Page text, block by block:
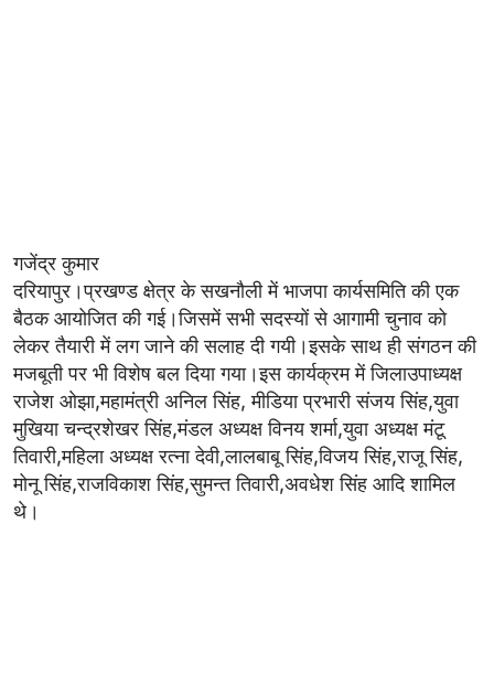
गजेंद्र कुमार
दरियापुर।प्रखण्ड क्षेत्र के सखनौली में भाजपा कार्यसमिति की एक
बैठक आयोजित की गई।जिसमें सभी सदस्यों से आगामी चुनाव को
लेकर तैयारी में लग जाने की सलाह दी गयी।इसके साथ ही संगठन की
मजबूती पर भी विशेष बल दिया गया।इस कार्यक्रम में जिलाउपाध्यक्ष
राजेश ओझा,महामंत्री अनिल सिंह, मीडिया प्रभारी संजय सिंह,युवा
मुखिया चन्द्रशेखर सिंह,मंडल अध्यक्ष विनय शर्मा,युवा अध्यक्ष मंटू
तिवारी,महिला अध्यक्ष रत्ना देवी,लालबाबू सिंह,विजय सिंह,राजू सिंह,
मोनू सिंह,राजविकाश सिंह,सुमन्त तिवारी,अवधेश सिंह आदि शामिल
थे।